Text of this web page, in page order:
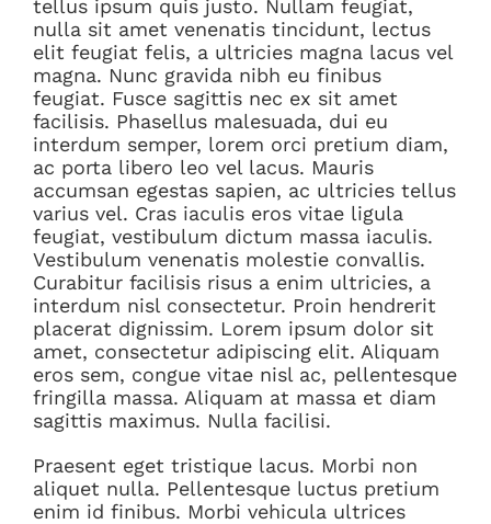
tellus ipsum quis justo. Nullam feugiat,
nulla sit amet venenatis tincidunt, lectus
elit feugiat felis, a ultricies magna lacus vel
magna. Nunc gravida nibh eu finibus
feugiat. Fusce sagittis nec ex sit amet
facilisis. Phasellus malesuada, dui eu
interdum semper, lorem orci pretium diam,
ac porta libero leo vel lacus. Mauris
accumsan egestas sapien, ac ultricies tellus
varius vel. Cras iaculis eros vitae ligula
feugiat, vestibulum dictum massa iaculis.
Vestibulum venenatis molestie convallis.
Curabitur facilisis risus a enim ultricies, a
interdum nisl consectetur. Proin hendrerit
placerat dignissim. Lorem ipsum dolor sit
amet, consectetur adipiscing elit. Aliquam
eros sem, congue vitae nisl ac, pellentesque
fringilla massa. Aliquam at massa et diam
sagittis maximus. Nulla facilisi.
Praesent eget tristique lacus. Morbi non
aliquet nulla. Pellentesque luctus pretium
enim id finibus. Morbi vehicula ultrices